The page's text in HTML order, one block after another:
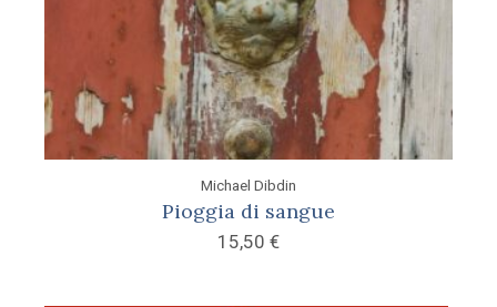
Michael Dibdin
Pioggia di sangue
15,50 €